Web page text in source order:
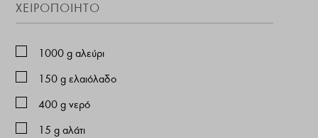
ΧΕΙΡΟΠΟΙΗΤΟ
1000 g αλεύρι
150 g ελαιόλαδο
400 g νερό
15 g αλάτι